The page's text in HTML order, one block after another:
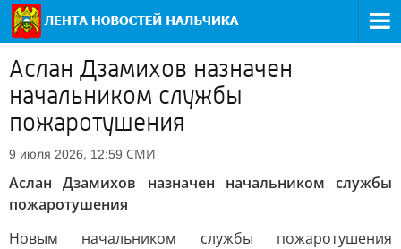
Аслан Дзамихов назначен
начальником службы
пожаротушения
9 июля 2026, 12:59 СМИ
Аслан Дзамихов назначен начальником службы
пожаротушения
Новым начальником службы пожаротушения